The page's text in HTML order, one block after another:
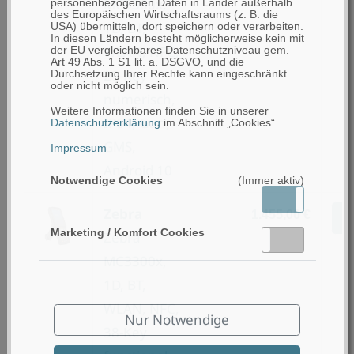
personenbezogenen Daten in Länder außerhalb
des Europäischen Wirtschaftsraums (z. B. die
USA) übermitteln, dort speichern oder verarbeiten.
In diesen Ländern besteht möglicherweise kein mit
der EU vergleichbares Datenschutzniveau gem.
Art 49 Abs. 1 S1 lit. a. DSGVO, und die
Durchsetzung Ihrer Rechte kann eingeschränkt
oder nicht möglich sein.
Weitere Informationen finden Sie in unserer
Datenschutzerklärung im Abschnitt „Cookies“.
Impressum
Notwendige Cookies (Immer aktiv)
Marketing / Komfort Cookies
Nur Notwendige
MC3300x,
1D, BT,
WLAN, NFC,
29-Key
IP64, Gun,
GMS,
Android 10
Zebra
MC3300x,
1D, BT,
WLAN, NFC,
38-Key
1.455,00 €